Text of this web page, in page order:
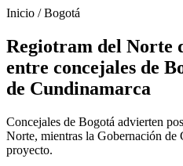
Inicio /Bogotá
Regiotram del Norte
entre concejales de
de Cundinamarca
Concejales de Bogotá advierten
Norte, mientras la Gobernación de
proyecto.